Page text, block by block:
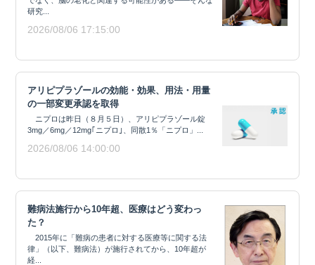
研究...
2026/08/06 17:15:00
アリピプラゾールの効能・効果、用法・用量
の一部変更承認を取得
ニプロは昨日（８月５日）、アリピプラゾール錠
3mg／6mg／12mg｢ニプロ｣、同散1％「ニプロ」...
2026/08/06 14:00:00
難病法施行から10年超、医療はどう変わっ
た？
2015年に「難病の患者に対する医療等に関する法
律」（以下、難病法）が施行されてから、10年超が
経...